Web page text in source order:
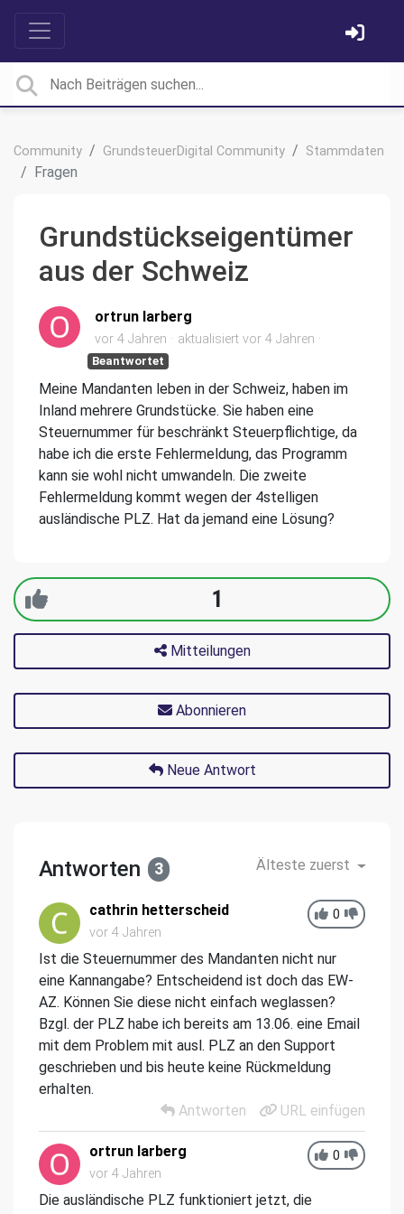
Community GrundsteuerDigital Community Stammdaten
Fragen
Grundstückseigentümer
aus der Schweiz
ortrun larberg
vor 4 Jahren aktualisiert vor 4 Jahren
Beantwortet
Meine Mandanten leben in der Schweiz, haben im
Inland mehrere Grundstücke. Sie haben eine
Steuernummer für beschränkt Steuerpflichtige, da
habe ich die erste Fehlermeldung, das Programm
kann sie wohl nicht umwandeln. Die zweite
Fehlermeldung kommt wegen der 4stelligen
ausländische PLZ. Hat da jemand eine Lösung?
1
Mitteilungen
Abonnieren
Neue Antwort
Antworten 3 Älteste zuerst
0
cathrin hetterscheid
vor 4 Jahren
Ist die Steuernummer des Mandanten nicht nur
eine Kannangabe? Entscheidend ist doch das EW-
AZ. Können Sie diese nicht einfach weglassen?
Bzgl. der PLZ habe ich bereits am 13.06. eine Email
mit dem Problem mit ausl. PLZ an den Support
geschrieben und bis heute keine Rückmeldung
erhalten.
Antworten
URL einfügen
0
ortrun larberg
vor 4 Jahren
Die ausländische PLZ funktioniert jetzt, die